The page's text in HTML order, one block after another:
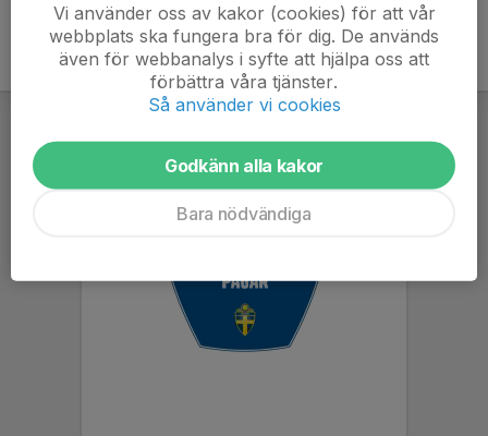
Vi använder oss av kakor (cookies) för att vår
webbplats ska fungera bra för dig. De används
även för webbanalys i syfte att hjälpa oss att
förbättra våra tjänster.
Så använder vi cookies
Godkänn alla kakor
Bara nödvändiga